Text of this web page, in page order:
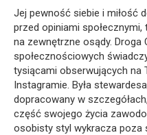
Jej pewność siebie i miłość
przed opiniami
na zewnętrzne osądy.
społecznościowych
tysiącami obserwujących na
Instagramie. Była
dopracowany w
część swojego życia
osobisty styl wykracza poza